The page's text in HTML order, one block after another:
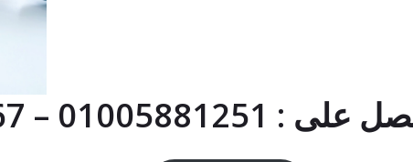
– 01091786267